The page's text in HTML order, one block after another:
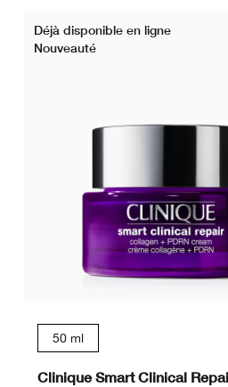
Déjà disponible en ligne
Nouveauté
50 ml
Clinique Smart Clinical